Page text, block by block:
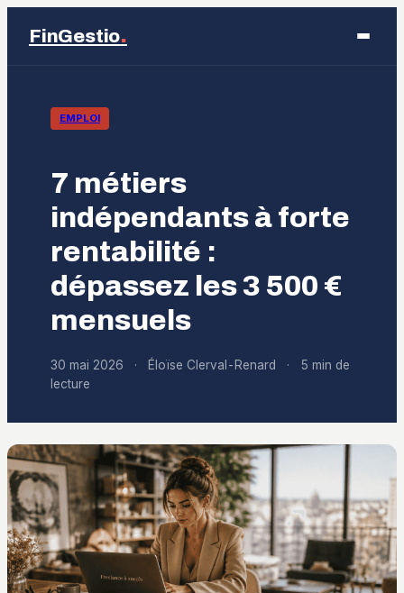
FinGestio.
Business
Finance
Marketing
EMPLOI
7 métiers
indépendants à forte
rentabilité :
dépassez les 3 500 €
mensuels
30 mai 2026 · Éloïse Clerval-Renard ·
5 min de
lecture